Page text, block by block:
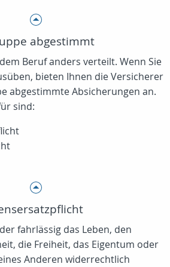
abgestimmt
Beruf anders verteilt. Wenn Sie
bieten Ihnen die Versicherer
abgestimmte Absicherungen an.
sind:
fahrlässig das Leben, den
die Freiheit, das Eigentum oder
Anderen widerrechtlich